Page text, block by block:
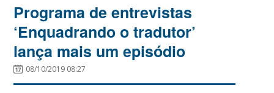
Programa de entrevistas
‘Enquadrando o tradutor’
lança mais um episódio
08/10/2019 08:27